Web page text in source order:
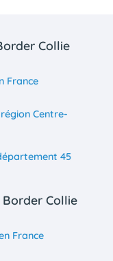
Collie
France
Centre-
45
Collie
France